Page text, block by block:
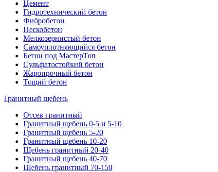
Цемент
Гидротехнический бетон
Фибробетон
Пескобетон
Мелкозернистый бетон
Самоуплотняющийся бетон
Бетон под МастерТоп
Сульфатостойкий бетон
Жаропрочный бетон
Тощий бетон
Гранитный щебень
Отсев гранитный
Гранитный щебень 0-5 и 5-10
Гранитный щебень 5-20
Гранитный щебень 10-20
Щебень гранитный 20-40
Гранитный щебень 40-70
Щебень гранитный 70-150